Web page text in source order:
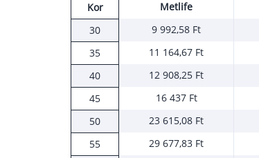
Kor Metlife
30
9 992,58 Ft
35
11 164,67 Ft
40
12 908,25 Ft
45
16 437 Ft
50
23 615,08 Ft
55
29 677,83 Ft